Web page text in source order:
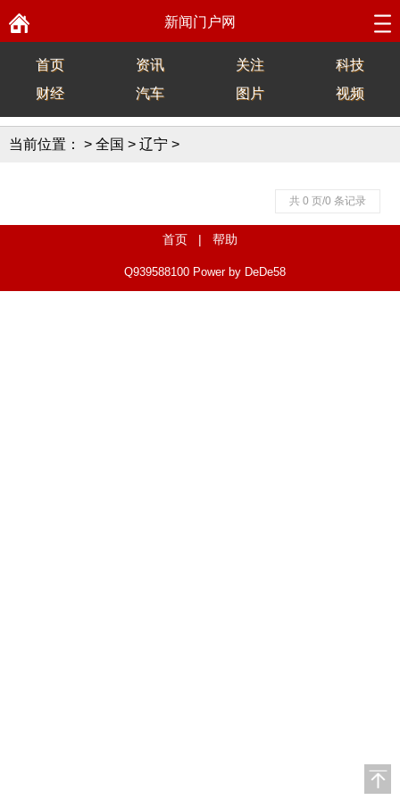
新闻门户网
首页 资讯 关注
科技
财经
汽车 图片 视频
当前位置： > 全国 > 辽宁 >
共 0 页/0 条记录
首页 | 帮助
Q939588100 Power by DeDe58